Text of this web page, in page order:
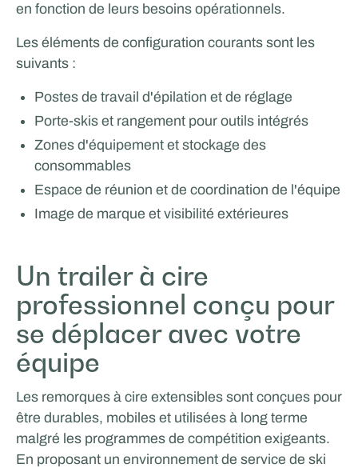
Tricorp
en fonction de leurs besoins opérationnels.
Les éléments de configuration courants sont les
suivants :
Postes de travail d'épilation et de réglage
Porte-skis et rangement pour outils intégrés
Zones d'équipement et stockage des
consommables
Espace de réunion et de coordination de l'équipe
Image de marque et visibilité extérieures
Un trailer à cire
professionnel conçu pour
se déplacer avec votre
équipe
Les remorques à cire extensibles sont conçues pour
être durables, mobiles et utilisées à long terme
malgré les programmes de compétition exigeants.
En proposant un environnement de service de ski